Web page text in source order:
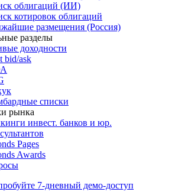
облигаций & Карты рынка
облигаций (ИИ)
котировок облигаций
размещения (Россия)
разделы
доходности
bid/ask
списки
рынка
инвест. банков и юр.
Pages